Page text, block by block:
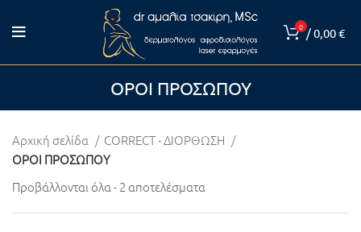
0 /0,00€
ΟΡΟΙ ΠΡΟΣΩΠΟΥ
Αρχική σελίδα
CORRECT - ΔΙΟΡΘΩΣΗ
ΟΡΟΙ ΠΡΟΣΩΠΟΥ
Προβάλλονται όλα - 2 αποτελέσματα